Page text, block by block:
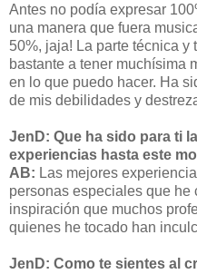
Antes no podía expresar
una manera que fuera
50%, jaja! La parte técnica
bastante a tener muchísima
en lo que puedo hacer. Ha
de mis debilidades y
JenD: Que ha sido para ti
experiencias hasta este
AB: Las mejores
personas especiales que he
inspiración que muchos
quienes he tocado han
JenD: Como te sientes al